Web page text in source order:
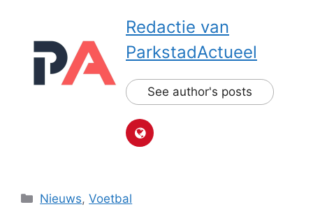
Redactie van
ParkstadActueel
See author's posts
Categorieën
Nieuws,Voetbal